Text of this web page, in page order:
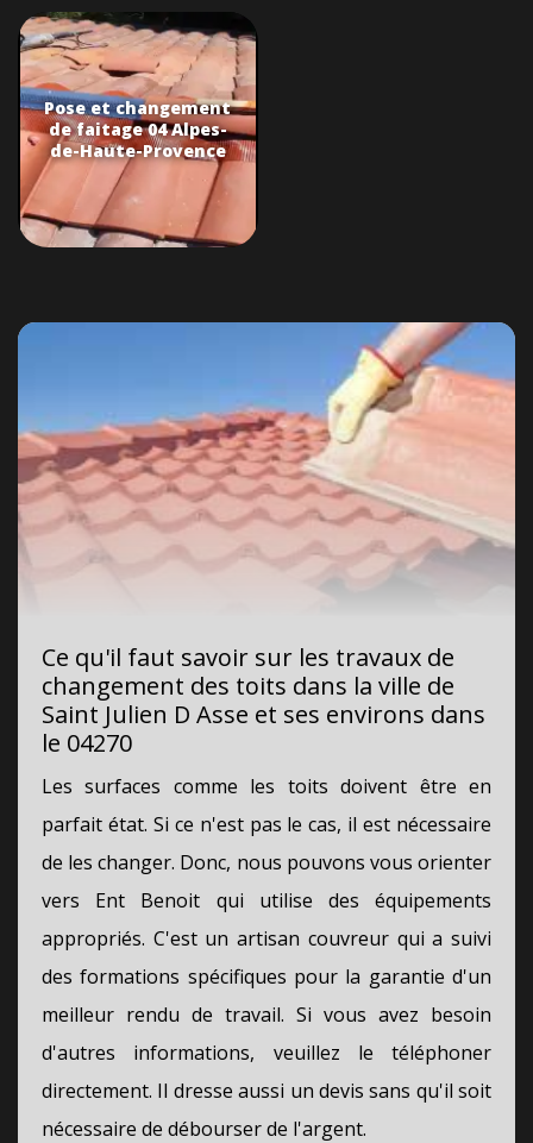
Pose et changement
de faitage 04 Alpes-
de-Haute-Provence
Ce qu'il faut savoir sur les travaux de
changement des toits dans la ville de
Saint Julien D Asse et ses environs dans
le 04270
Les surfaces comme les toits doivent être en
parfait état. Si ce n'est pas le cas, il est nécessaire
de les changer. Donc, nous pouvons vous orienter
vers Ent Benoit qui utilise des équipements
appropriés. C'est un artisan couvreur qui a suivi
des formations spécifiques pour la garantie d'un
meilleur rendu de travail. Si vous avez besoin
d'autres informations, veuillez le téléphoner
directement. Il dresse aussi un devis sans qu'il soit
nécessaire de débourser de l'argent.